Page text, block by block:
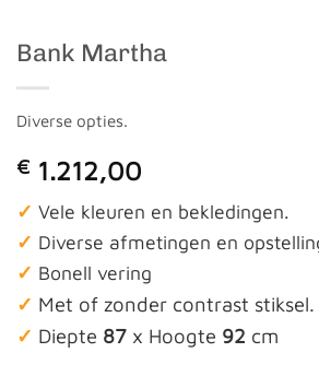
Bank Martha
Diverse opties.
€ 1.212,00
✓ Vele kleuren en bekledingen.
✓ Diverse afmetingen en
✓ Bonell vering
✓ Met of zonder contrast stiksel.
✓ Diepte 87 x Hoogte 92 cm